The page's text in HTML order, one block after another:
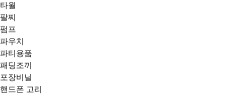
타월
팔찌
펌프
파우치
파티용품
패딩조끼
포장비닐
핸드폰 고리